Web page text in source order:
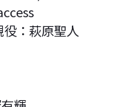
：萩原聖人